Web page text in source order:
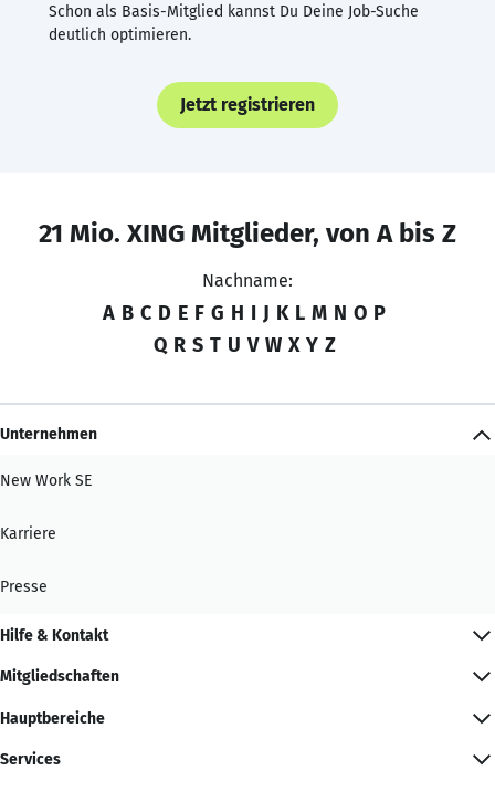
Schon als Basis-Mitglied kannst Du Deine Job-Suche
deutlich optimieren.
Jetzt registrieren
21 Mio. XING Mitglieder, von A bis Z
Nachname:
A B C D E F G H I J K L M N O P
Q R S T U V W X Y Z
Unternehmen
New Work SE
Karriere
Presse
Hilfe & Kontakt
Mitgliedschaften
Hauptbereiche
Services